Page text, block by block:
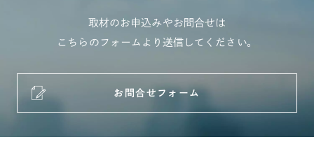
取材のお申込みやお問合せは
こちらのフォームより送信してください。
お問合せフォーム